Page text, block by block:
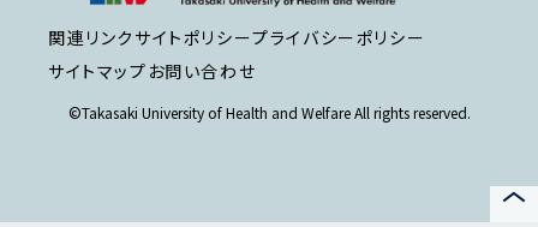
関連リンク サイトポリシープライバシーポリシー
サイトマップ お問い合わせ
©Takasaki University of Health and Welfare All rights reserved.